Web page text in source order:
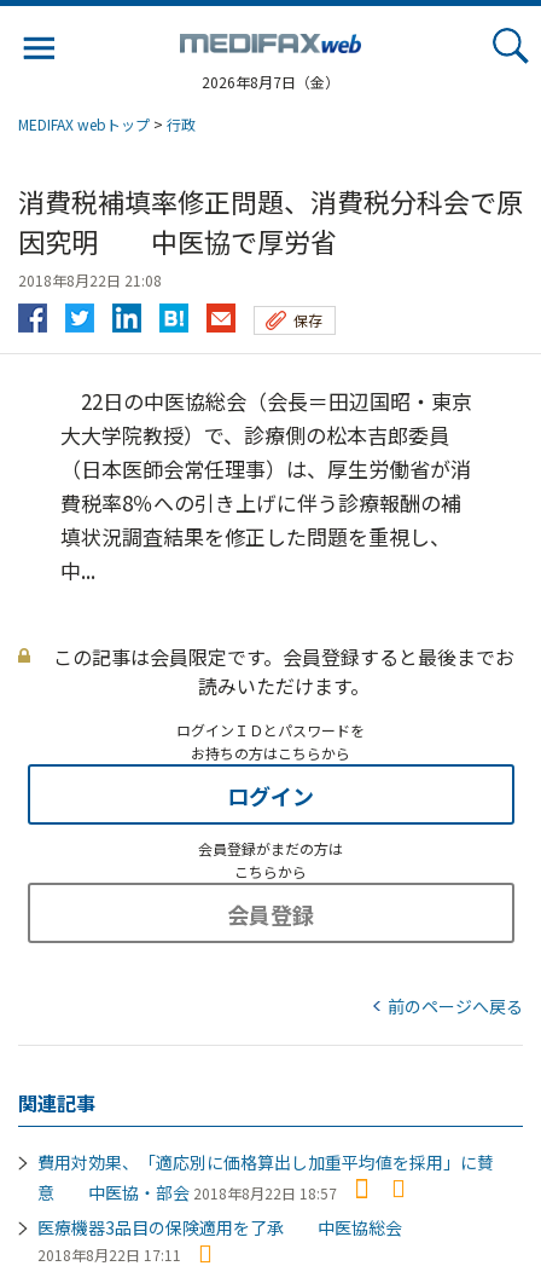
2026年8月7日（金）
MEDIFAX webトップ > 行政
消費税補填率修正問題、消費税分科会で原
因究明 中医協で厚労省
2018年8月22日 21:08
保存
22日の中医協総会（会長＝田辺国昭・東京
大大学院教授）で、診療側の松本吉郎委員
（日本医師会常任理事）は、厚生労働省が消
費税率8％への引き上げに伴う診療報酬の補
填状況調査結果を修正した問題を重視し、
中...
この記事は会員限定です。会員登録すると最後までお
読みいただけます。
ログインＩＤとパスワードを
お持ちの方はこちらから
ログイン
会員登録がまだの方は
こちらから
会員登録
前のページへ戻る
関連記事
費用対効果、「適応別に価格算出し加重平均値を採用」に賛
意 中医協・部会 2018年8月22日 18:57
医療機器3品目の保険適用を了承 中医協総会
2018年8月22日 17:11